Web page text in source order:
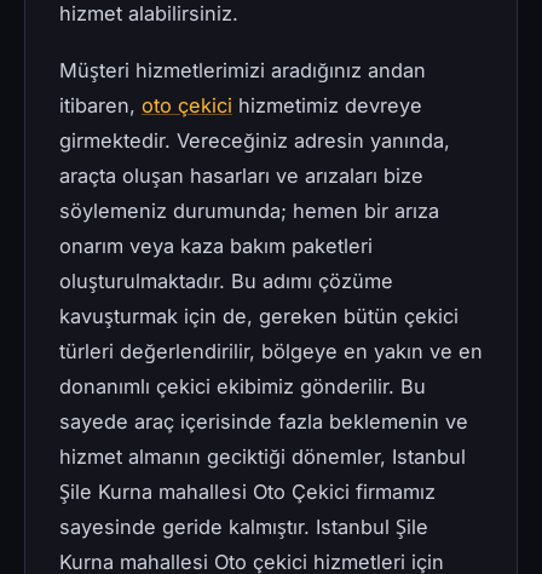
hizmet alabilirsiniz.
Müşteri hizmetlerimizi aradığınız andan
itibaren, oto çekici hizmetimiz devreye
girmektedir. Vereceğiniz adresin yanında,
araçta oluşan hasarları ve arızaları bize
söylemeniz durumunda; hemen bir arıza
onarım veya kaza bakım paketleri
oluşturulmaktadır. Bu adımı çözüme
kavuşturmak için de, gereken bütün çekici
türleri değerlendirilir, bölgeye en yakın ve en
donanımlı çekici ekibimiz gönderilir. Bu
sayede araç içerisinde fazla beklemenin ve
hizmet almanın geciktiği dönemler, Istanbul
Şile Kurna mahallesi Oto Çekici firmamız
sayesinde geride kalmıştır. Istanbul Şile
Kurna mahallesi Oto çekici hizmetleri için